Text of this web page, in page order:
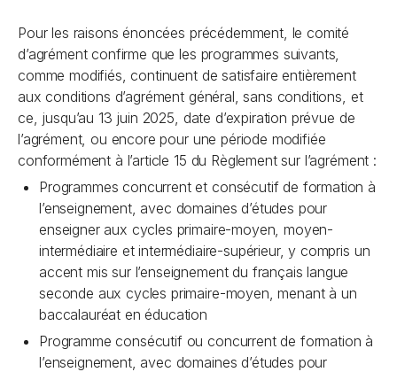
Pour les raisons énoncées précédemment, le comité
d’agrément confirme que les programmes suivants,
comme modifiés, continuent de satisfaire entièrement
aux conditions d’agrément général, sans conditions, et
ce, jusqu’au 13 juin 2025, date d’expiration prévue de
l’agrément, ou encore pour une période modifiée
conformément à l’article 15 du Règlement sur l’agrément :
Programmes concurrent et consécutif de formation à
l’enseignement, avec domaines d’études pour
enseigner aux cycles primaire-moyen, moyen-
intermédiaire et intermédiaire-supérieur, y compris un
accent mis sur l’enseignement du français langue
seconde aux cycles primaire-moyen, menant à un
baccalauréat en éducation
Programme consécutif ou concurrent de formation à
l’enseignement, avec domaines d’études pour